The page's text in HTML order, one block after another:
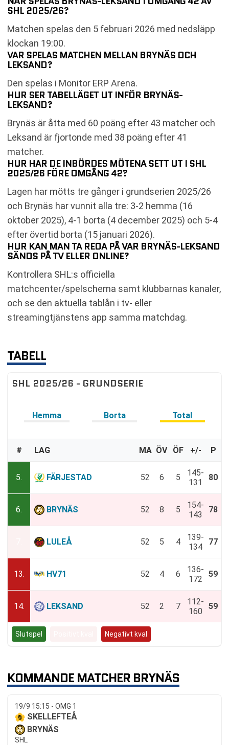
SHL 2025/26?
Matchen spelas den 5 februari 2026 med nedsläpp
klockan 19:00.
VAR SPELAS MATCHEN MELLAN BRYNÄS OCH
LEKSAND?
Den spelas i Monitor ERP Arena.
HUR SER TABELLÄGET UT INFÖR BRYNÄS-
LEKSAND?
Brynäs är åtta med 60 poäng efter 43 matcher och
Leksand är fjortonde med 38 poäng efter 41
matcher.
HUR HAR DE INBÖRDES MÖTENA SETT UT I SHL
2025/26 FÖRE OMGÅNG 42?
Lagen har mötts tre gånger i grundserien 2025/26
och Brynäs har vunnit alla tre: 3-2 hemma (16
oktober 2025), 4-1 borta (4 december 2025) och 5-4
efter övertid borta (15 januari 2026).
HUR KAN MAN TA REDA PÅ VAR BRYNÄS-LEKSAND
SÄNDS PÅ TV ELLER ONLINE?
Kontrollera SHL:s officiella
matchcenter/spelschema samt klubbarnas kanaler,
och se den aktuella tablån i tv- eller
streamingtjänstens app samma matchdag.
TABELL
SHL 2025/26 - GRUNDSERIE
Hemma Borta Total
# LAG MA ÖV ÖF +/- P
5. FÄRJESTAD 52 6 5
145-
131
80
6. BRYNÄS 52 8 5
154-
143
78
LULEÅ 52 5 4
139-
134
77
13. HV71 52 4 6
136-
172
59
14. LEKSAND 52 2 7
112-
160
59
Slutspel Negativt kval
KOMMANDE MATCHER BRYNÄS
19/9 15:15 - OMG 1
SKELLEFTEÅ
BRYNÄS
SHL